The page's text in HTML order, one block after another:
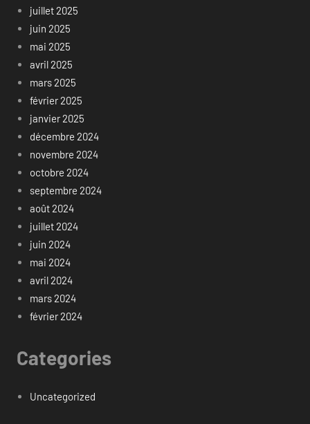
juillet 2025
juin 2025
mai 2025
avril 2025
mars 2025
février 2025
janvier 2025
décembre 2024
novembre 2024
octobre 2024
septembre 2024
août 2024
juillet 2024
juin 2024
mai 2024
avril 2024
mars 2024
février 2024
Categories
Uncategorized